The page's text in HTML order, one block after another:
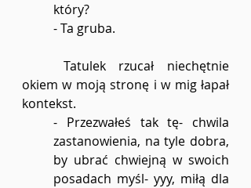
który?
- Ta gruba.
okiem w moją stronę i w mig łapał
kontekst.
- Przezwałeś tak tę- chwila
zastanowienia, na tyle dobra,
by ubrać chwiejną w swoich
posadach myśl- yyy, miłą dla